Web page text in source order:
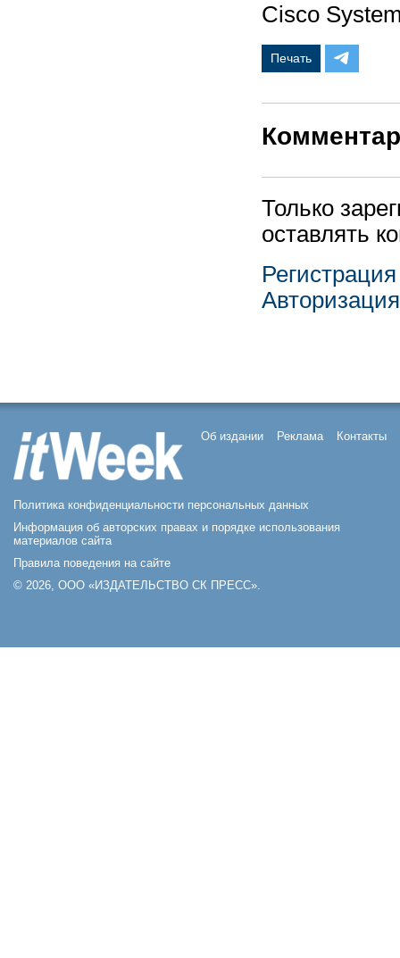
Cisco
Печать
Только
оставлять
Регистрация
Авторизация
Об издании Реклама Контакты
Политика конфиденциальности персональных данных
Информация об авторских правах и порядке использования
материалов сайта
Правила поведения на сайте
© 2026, ООО «ИЗДАТЕЛЬСТВО СК ПРЕСС».